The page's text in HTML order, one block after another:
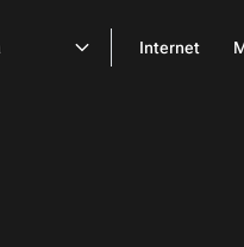
Internet